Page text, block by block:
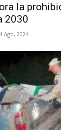
la
2030
Ago, 2024